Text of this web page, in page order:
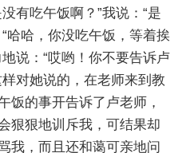
有吃午饭啊？”我说：“是
哈哈，你没吃午饭，等着挨
说：“哎哟！你不要告诉卢
对她说的，在老师来到教
饭的事开告诉了卢老师，
狠狠地训斥我，可结果却
我，而且还和蔼可亲地问